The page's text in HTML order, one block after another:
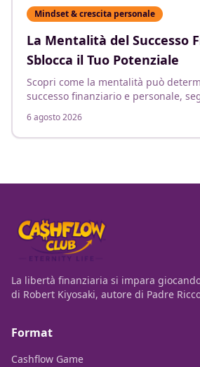
Mindset & crescita personale
La Mentalità del Successo
Sblocca il Tuo Potenziale
Scopri come la mentalità può
successo finanziario e personale,
6 agosto 2026
La libertà finanziaria si impara
di Robert Kiyosaki, autore di Padre
Format
Cashflow Game